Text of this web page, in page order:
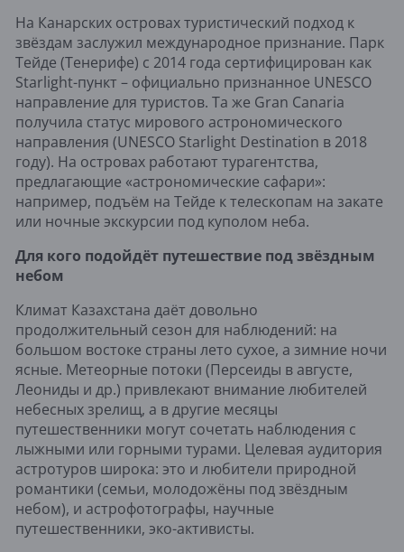
На Канарских островах туристический подход к
звёздам заслужил международное признание. Парк
Тейде (Тенерифе) с 2014 года сертифицирован как
Starlight-пункт – официально признанное UNESCO
направление для туристов. Та же Gran Canaria
получила статус мирового астрономического
направления (UNESCO Starlight Destination в 2018
году). На островах работают турагентства,
предлагающие «астрономические сафари»:
например, подъём на Тейде к телескопам на закате
или ночные экскурсии под куполом неба.
Для кого подойдёт путешествие под звёздным
небом
Климат Казахстана даёт довольно
продолжительный сезон для наблюдений: на
большом востоке страны лето сухое, а зимние ночи
ясные. Метеорные потоки (Персеиды в августе,
Леониды и др.) привлекают внимание любителей
небесных зрелищ, а в другие месяцы
путешественники могут сочетать наблюдения с
лыжными или горными турами. Целевая аудитория
астротуров широка: это и любители природной
романтики (семьи, молодожёны под звёздным
небом), и астрофотографы, научные
путешественники, эко-активисты.